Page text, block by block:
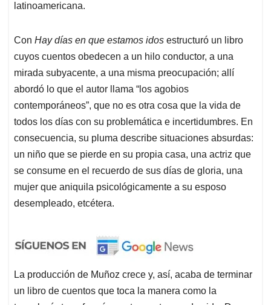
latinoamericana.
Con Hay días en que estamos idos estructuró un libro
cuyos cuentos obedecen a un hilo conductor, a una
mirada subyacente, a una misma preocupación; allí
abordó lo que el autor llama “los agobios
contemporáneos”, que no es otra cosa que la vida de
todos los días con su problemática e incertidumbres. En
consecuencia, su pluma describe situaciones absurdas:
un niño que se pierde en su propia casa, una actriz que
se consume en el recuerdo de sus días de gloria, una
mujer que aniquila psicológicamente a su esposo
desempleado, etcétera.
La producción de Muñoz crece y, así, acaba de terminar
un libro de cuentos que toca la manera como la